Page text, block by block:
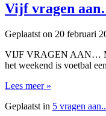
Vijf vragen
Geplaatst on 20 februari
VIJF VRAGEN AAN…
het weekend is voetbal
Lees meer »
Geplaatst in 5 vragen